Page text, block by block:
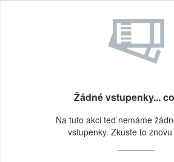
Žádné vstupenky...
Na tuto akci teď nemáme
vstupenky. Zkuste to